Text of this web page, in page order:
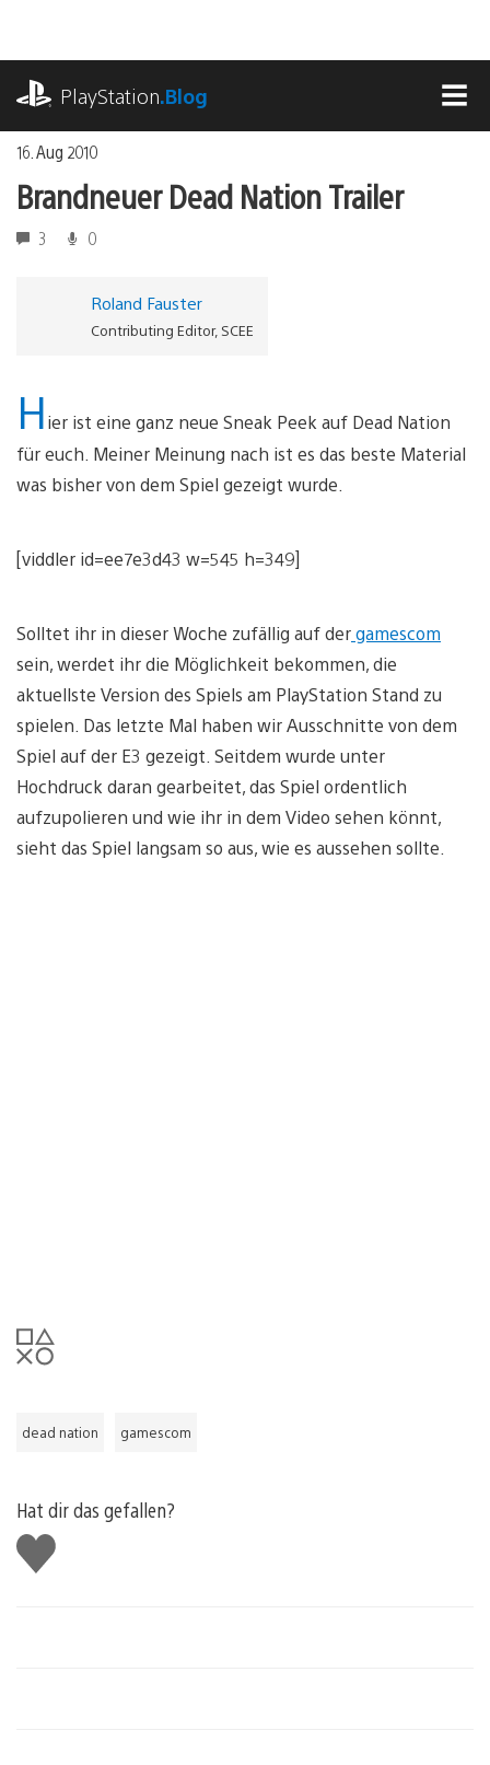
springen
PlayStation.Blog
16. Aug 2010
Brandneuer Dead Nation Trailer
3 0
Roland Fauster
Contributing Editor, SCEE
Hier ist eine ganz neue Sneak Peek auf Dead Nation
für euch. Meiner Meinung nach ist es das beste Material
was bisher von dem Spiel gezeigt wurde.
[viddler id=ee7e3d43 w=545 h=349]
Solltet ihr in dieser Woche zufällig auf dergamescom
sein, werdet ihr die Möglichkeit bekommen, die
aktuellste Version des Spiels am PlayStation Stand zu
spielen. Das letzte Mal haben wir Ausschnitte von dem
Spiel auf der E3 gezeigt. Seitdem wurde unter
Hochdruck daran gearbeitet, das Spiel ordentlich
aufzupolieren und wie ihr in dem Video sehen könnt,
sieht das Spiel langsam so aus, wie es aussehen sollte.
dead nation gamescom
Hat dir das gefallen?
Gefällt
mir